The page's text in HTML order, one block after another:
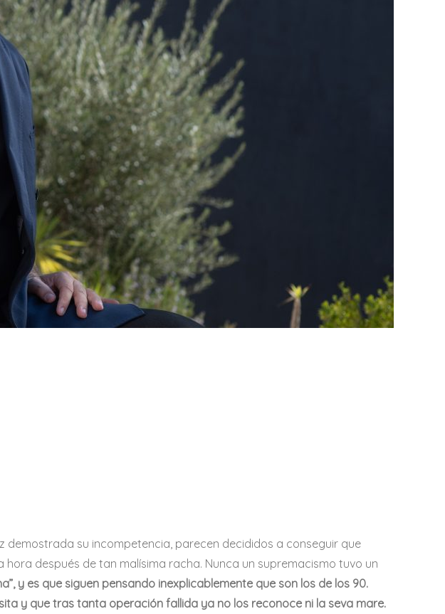
su incompetencia, parecen decididos a conseguir que
después de tan malísima racha. Nunca un supremacismo tuvo un
y es que siguen pensando inexplicablemente que son los de los 90.
y que tras tanta operación fallida ya no los reconoce ni la seva mare.